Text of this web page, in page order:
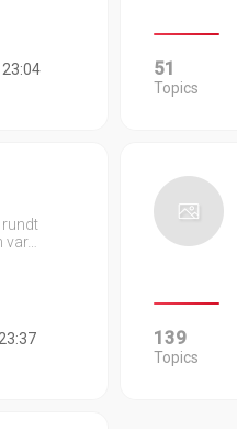
51
Topics
139
Topics